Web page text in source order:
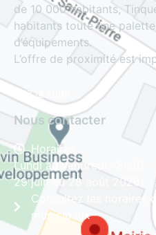
de 10 000 habitants,
habitants toute une
d’équipements.
L’offre de proximité est
Lire la suite
Nous contacter
Horaires
Lundi au vendredi : 8h30 -
29 juin au 28 août 2026)
Consultez les horaires
municipaux